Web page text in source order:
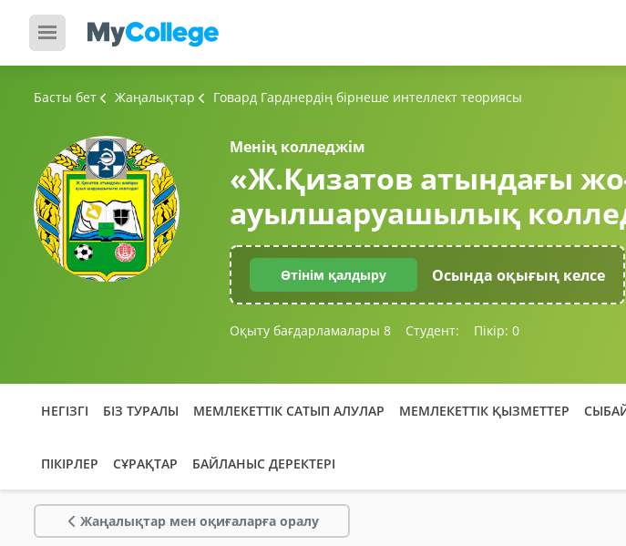
Басты бет Жаңалықтар Говард Гарднердің бірнеше интеллект теориясы
Менің колледжім
«Ж.Қизатов атындағы
ауылшаруашылық
Өтінім қалдыру Осында оқығың келсе
Оқыту бағдарламалары 8 Студент: Пікір: 0
НЕГІЗГІ БІЗ ТУРАЛЫ МЕМЛЕКЕТТІК САТЫП АЛУЛАР МЕМЛЕКЕТТІК ҚЫЗМЕТТЕР
ПІКІРЛЕР СҰРАҚТАР БАЙЛАНЫС ДЕРЕКТЕРІ
Жаңалықтар мен оқиғаларға оралу